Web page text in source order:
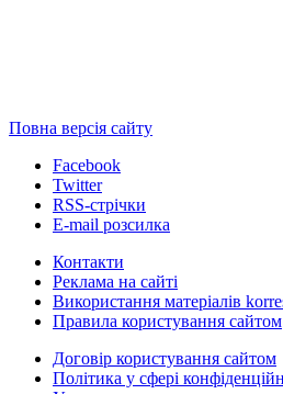
Повна версія сайту
Facebook
Twitter
RSS-стрічки
E-mail розсилка
Контакти
Реклама на сайті
Використання матеріалів
Правила користування сайтом
Договір користування сайтом
Політика у сфері